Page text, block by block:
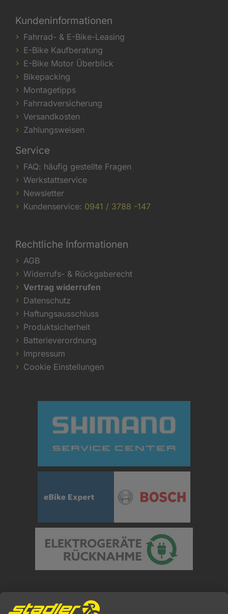
Kundeninformationen
Fahrrad- & E-Bike-Leasing
E-Bike Kaufberatung
E-Bike Motor Überblick
Bikepacking
Montagetipps
Fahrradversicherung
Versandkosten
Zahlungsweisen
Service
FAQ: häufig gestellte Fragen
Werkstattservice
Newsletter
Kundenservice: 0941 / 3788 -147
Rechtliche Informationen
AGB
Widerrufs- & Rückgaberecht
Vertrag widerrufen
Datenschutz
Haftungsausschluss
Produktsicherheit
Batterieverordnung
Impressum
Cookie Einstellungen